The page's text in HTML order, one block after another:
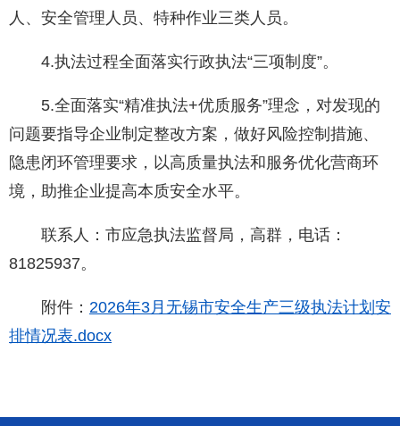
人、安全管理人员、特种作业三类人员。
4.执法过程全面落实行政执法“三项制度”。
5.全面落实“精准执法+优质服务”理念，对发现的
问题要指导企业制定整改方案，做好风险控制措施、
隐患闭环管理要求，以高质量执法和服务优化营商环
境，助推企业提高本质安全水平。
联系人：市应急执法监督局，高群，电话：
81825937。
附件： 2026年3月无锡市安全生产三级执法计划安
排情况表.docx